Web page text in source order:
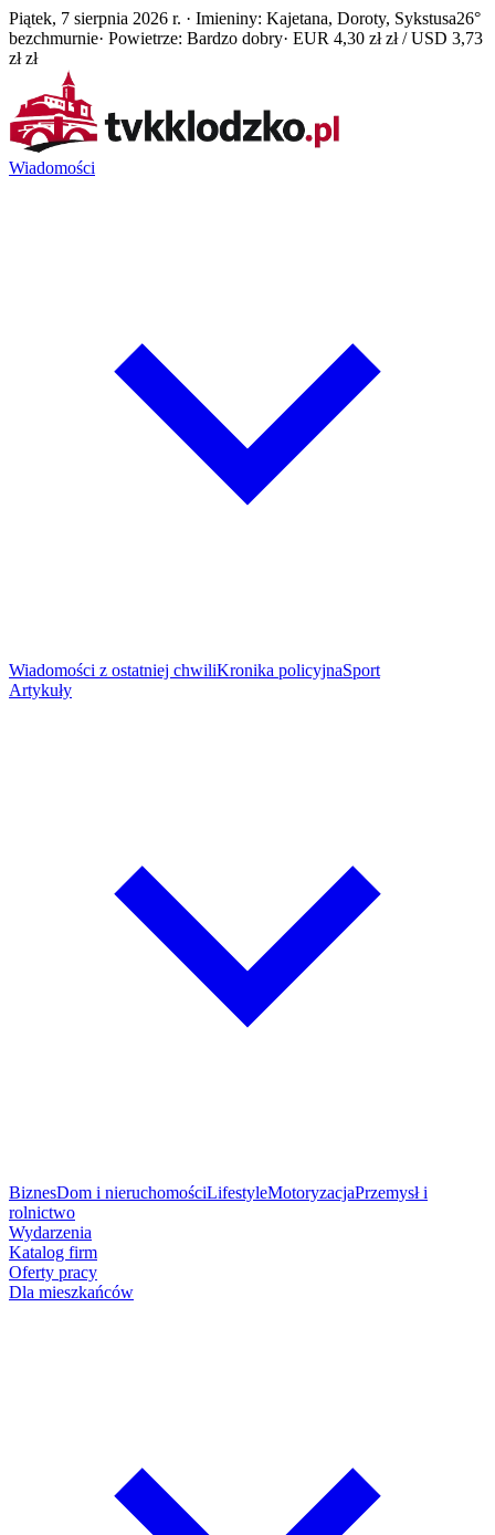
Piątek, 7 sierpnia 2026 r. · Imieniny: Kajetana, Doroty, Sykstusa26°
bezchmurnie· Powietrze: Bardzo dobry· EUR 4,30 zł zł / USD 3,73
zł zł
Wiadomości
Wiadomości z ostatniej chwiliKronika policyjnaSport
Artykuły
BiznesDom i nieruchomościLifestyleMotoryzacjaPrzemysł i
rolnictwo
Wydarzenia
Katalog firm
Oferty pracy
Dla mieszkańców